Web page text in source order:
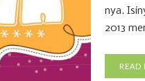
nya.
2013
READ